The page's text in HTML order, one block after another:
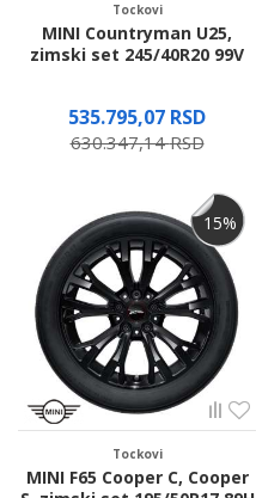
Tockovi
MINI Countryman U25,
zimski set 245/40R20 99V
535.795,07 RSD
630.347,14RSD
15%
Tockovi
MINI F65 Cooper C, Cooper